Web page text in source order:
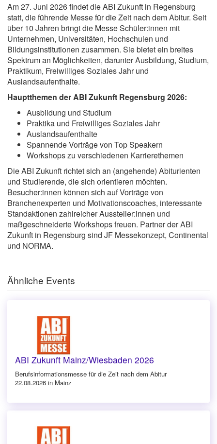
Am 27. Juni 2026 findet die ABI Zukunft in Regensburg
statt, die führende Messe für die Zeit nach dem Abitur. Seit
über 10 Jahren bringt die Messe Schüler:innen mit
Unternehmen, Universitäten, Hochschulen und
Bildungsinstitutionen zusammen. Sie bietet ein breites
Spektrum an Möglichkeiten, darunter Ausbildung, Studium,
Praktikum, Freiwilliges Soziales Jahr und
Auslandsaufenthalte.
Hauptthemen der ABI Zukunft Regensburg 2026:
Ausbildung und Studium
Praktika und Freiwilliges Soziales Jahr
Auslandsaufenthalte
Spannende Vorträge von Top Speakern
Workshops zu verschiedenen Karrierethemen
Die ABI Zukunft richtet sich an (angehende) Abiturienten
und Studierende, die sich orientieren möchten.
Besucher:innen können sich auf Vorträge von
Branchenexperten und Motivationscoaches, interessante
Standaktionen zahlreicher Aussteller:innen und
maßgeschneiderte Workshops freuen. Partner der ABI
Zukunft in Regensburg sind JF Messekonzept, Continental
und NORMA.
Ähnliche Events
ABI Zukunft Mainz/Wiesbaden 2026
Berufsinforma­tionsmesse für die Zeit nach dem Abitur
22.08.2026 in Mainz